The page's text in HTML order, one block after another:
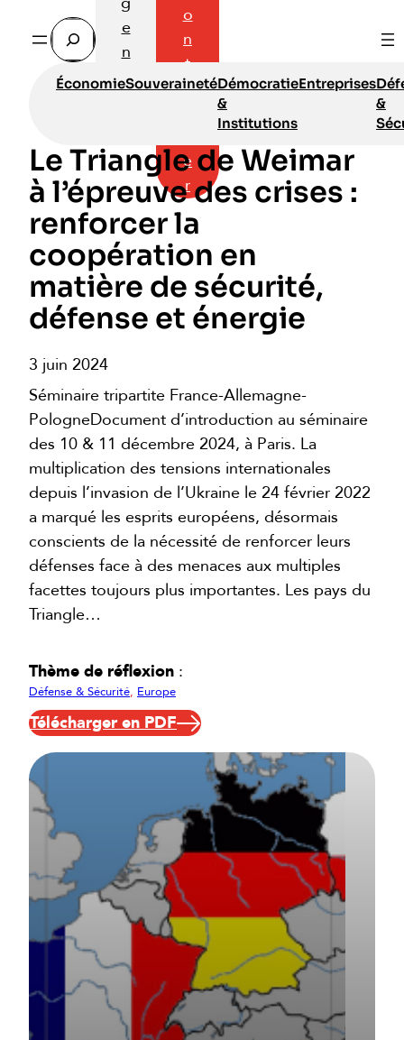
Rechercher
e
n
d
o
n
t
a
e
r
ÉconomieSouverainetéDémocratie
&
Institutions
Entreprises
&
Le Triangle de Weimar
à l’épreuve des crises :
renforcer la
coopération en
matière de sécurité,
défense et énergie
3 juin 2024
Séminaire tripartite France-Allemagne-
PologneDocument d’introduction au séminaire
des 10 & 11 décembre 2024, à Paris. La
multiplication des tensions internationales
depuis l’invasion de l’Ukraine le 24 février 2022
a marqué les esprits européens, désormais
conscients de la nécessité de renforcer leurs
défenses face à des menaces aux multiples
facettes toujours plus importantes. Les pays du
Triangle…
Thème de réflexion :
Défense & Sécurité, Europe
Télécharger en PDF